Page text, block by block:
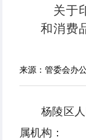
关于
和消费
来源：管委会办
杨陵区
属机构：